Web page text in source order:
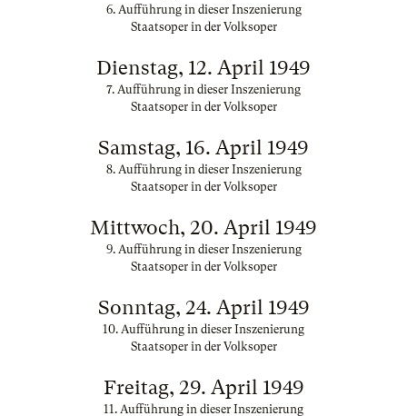
6. Aufführung in dieser Inszenierung
Staatsoper in der Volksoper
Dienstag, 12. April 1949
7. Aufführung in dieser Inszenierung
Staatsoper in der Volksoper
Samstag, 16. April 1949
8. Aufführung in dieser Inszenierung
Staatsoper in der Volksoper
Mittwoch, 20. April 1949
9. Aufführung in dieser Inszenierung
Staatsoper in der Volksoper
Sonntag, 24. April 1949
10. Aufführung in dieser Inszenierung
Staatsoper in der Volksoper
Freitag, 29. April 1949
11. Aufführung in dieser Inszenierung